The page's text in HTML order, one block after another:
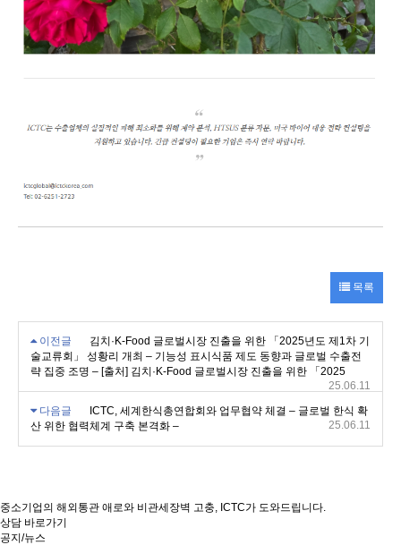
목록
이전글
김치·K-Food 글로벌시장 진출을 위한 「2025년도 제1차 기
술교류회」 성황리 개최 – 기능성 표시식품 제도 동향과 글로벌 수출전
략 집중 조명 – [출처] 김치·K-Food 글로벌시장 진출을 위한 「2025
25.06.11
다음글
ICTC, 세계한식총연합회와 업무협약 체결 – 글로벌 한식 확
산 위한 협력체계 구축 본격화 –
25.06.11
중소기업의 해외통관 애로와 비관세장벽 고충, ICTC가 도와드립니다.
상담 바로가기
공지/뉴스